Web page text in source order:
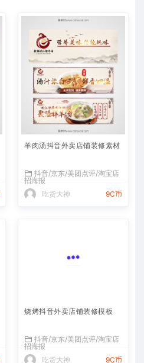
羊肉汤抖音外卖店铺装修素材
抖音/京东/美团点评/淘宝店
招海报
吃货大神
9C币
烧烤抖音外卖店铺装修模板
抖音/京东/美团点评/淘宝店
招海报
吃货大神
9C币